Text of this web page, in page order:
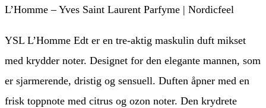
L’Homme – Yves Saint Laurent Parfyme | Nordicfeel
YSL L’Homme Edt er en tre-aktig maskulin duft mikset
med krydder noter. Designet for den elegante mannen, som
er sjarmerende, dristig og sensuell. Duften åpner med en
frisk toppnote med citrus og ozon noter. Den krydrete